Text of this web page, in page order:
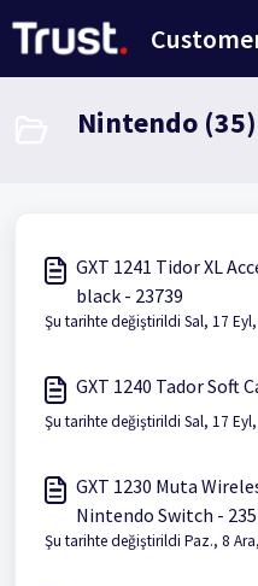
Nintendo (35)
GXT 1241 Tidor XL
black - 23739
Şu tarihte değiştirildi Sal, 17
GXT 1240 Tador Soft
Şu tarihte değiştirildi Sal, 17
GXT 1230 Muta
Nintendo Switch -
Şu tarihte değiştirildi Paz., 8